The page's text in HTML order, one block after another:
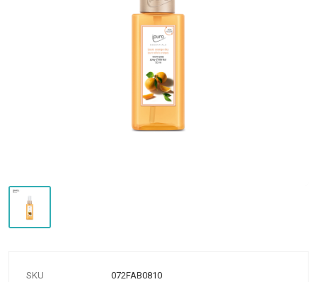
SKU
072FAB0810